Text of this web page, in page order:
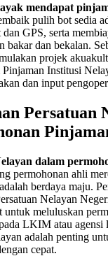
mendapat
pulih bot sedia
GPS, serta
bakar dan bekalan.
projek
Institusi
dan input
Persatuan
dalam
permohonan ahli
berdaya maju.
Nelayan
untuk meluluskan
LKIM atau agensi
adalah penting
cepat.